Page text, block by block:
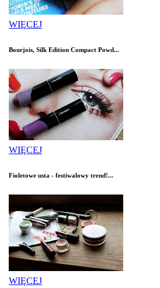
WIĘCEJ
Bourjois, Silk Edition Compact Powd...
WIĘCEJ
Fioletowe usta - festiwalowy trend!...
WIĘCEJ